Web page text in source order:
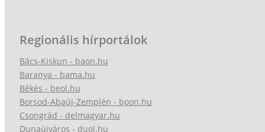
Regionális hírportálok
Bács-Kiskun - baon.hu
Baranya - bama.hu
Békés - beol.hu
Borsod-Abaúj-Zemplén - boon.hu
Csongrád - delmagyar.hu
Dunaújváros - duol.hu